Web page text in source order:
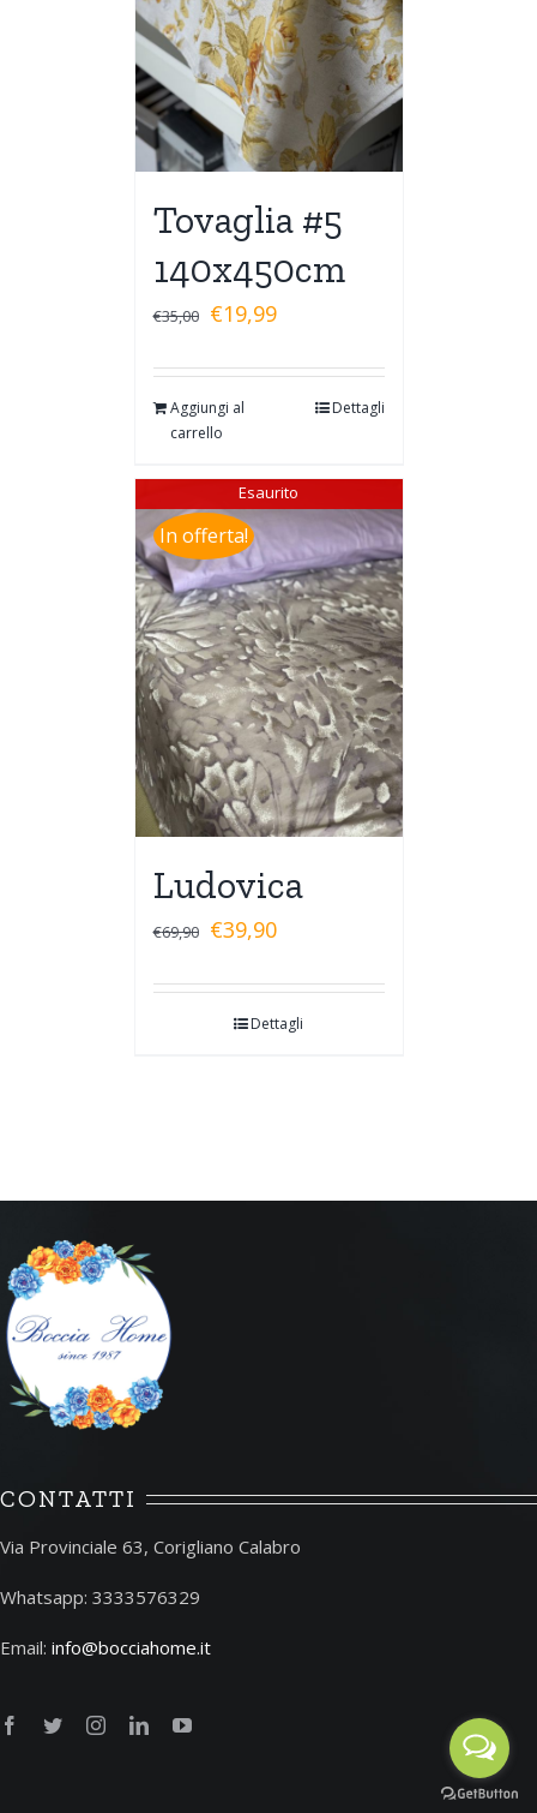
Tovaglia #5
140x450cm
€35,00 €19,99
Aggiungi al
carrello
Dettagli
In offerta!
Esaurito
Ludovica
€69,90 €39,90
Dettagli
CONTATTI
Via Provinciale 63, Corigliano Calabro
Whatsapp: 3333576329
Email: info@bocciahome.it